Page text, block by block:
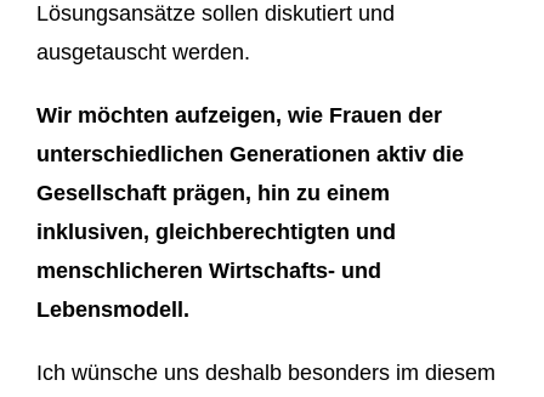
Lösungsansätze sollen diskutiert und
ausgetauscht werden.
Wir möchten aufzeigen, wie Frauen der
unterschiedlichen Generationen aktiv die
Gesellschaft prägen, hin zu einem
inklusiven, gleichberechtigten und
menschlicheren Wirtschafts- und
Lebensmodell.
Ich wünsche uns deshalb besonders im diesem